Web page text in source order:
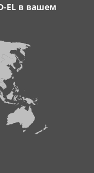
EL в вашем